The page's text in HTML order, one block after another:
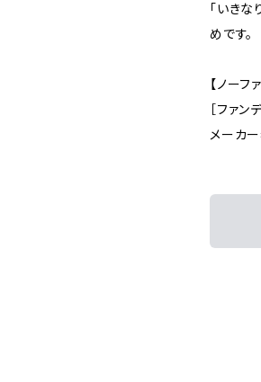
「いき
めです。
【ノー
［ファン
メーカ